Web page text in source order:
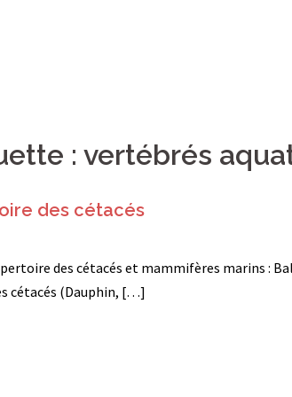
: vertébrés
des cétacés
des cétacés et mammifères marins :
cétacés (Dauphin, […]